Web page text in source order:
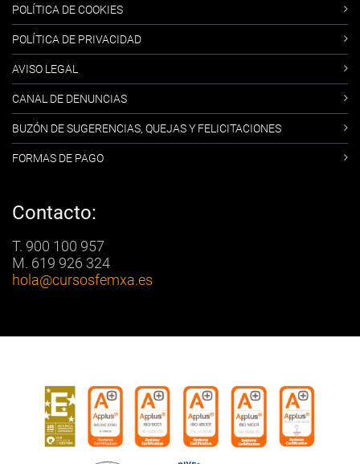
POLÍTICA DE COOKIES
POLÍTICA DE PRIVACIDAD
AVISO LEGAL
CANAL DE DENUNCIAS
BUZÓN DE SUGERENCIAS, QUEJAS Y FELICITACIONES
FORMAS DE PAGO
Contacto:
T. 900 100 957
M. 619 926 324
hola@cursosfemxa.es